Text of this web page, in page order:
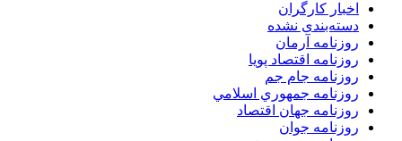
اخبار کارگران
دسته‌بندی نشده
روزنامه آرمان
روزنامه اقتصاد پویا
روزنامه جام جم
روزنامه جمهوري اسلامي
روزنامه جهان اقتصاد
روزنامه جوان